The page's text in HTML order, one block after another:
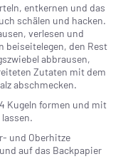
entkernen und das
schälen und hacken.
verlesen und
beiseitelegen, den Rest
abbrausen,
Zutaten mit dem
abschmecken.
Kugeln formen und mit
und Oberhitze
auf das Backpapier